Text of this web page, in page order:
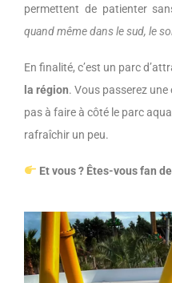
permettent de patienter
quand même dans le sud, le
En finalité, c’est un parc
la région. Vous passerez une
pas à faire à côté le parc
rafraîchir un peu.
Et vous ? Êtes-vous fan